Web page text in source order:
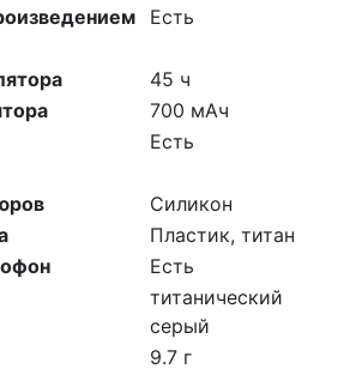
Есть
45 ч
700 мАч
Есть
Силикон
Пластик, титан
Есть
титанический
серый
9.7 г